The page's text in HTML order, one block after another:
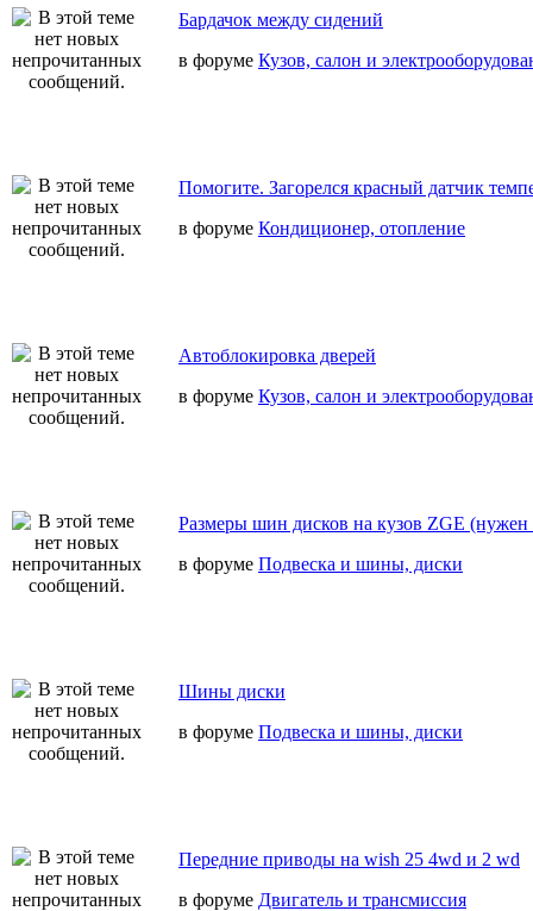
Бардачок между сидений
в форуме Кузов, салон и
Помогите. Загорелся красный датчик
в форуме Кондиционер, отопление
Автоблокировка дверей
в форуме Кузов, салон и
Размеры шин дисков на кузов ZGE (нужен
в форуме Подвеска и шины, диски
Шины диски
в форуме Подвеска и шины, диски
Передние приводы на wish 25 4wd и 2 wd
в форуме Двигатель и трансмиссия